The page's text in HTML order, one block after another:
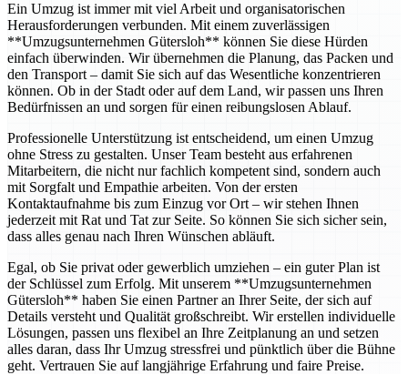
Ein Umzug ist immer mit viel Arbeit und organisatorischen
Herausforderungen verbunden. Mit einem zuverlässigen
**Umzugsunternehmen Gütersloh** können Sie diese Hürden
einfach überwinden. Wir übernehmen die Planung, das Packen und
den Transport – damit Sie sich auf das Wesentliche konzentrieren
können. Ob in der Stadt oder auf dem Land, wir passen uns Ihren
Bedürfnissen an und sorgen für einen reibungslosen Ablauf.
Professionelle Unterstützung ist entscheidend, um einen Umzug
ohne Stress zu gestalten. Unser Team besteht aus erfahrenen
Mitarbeitern, die nicht nur fachlich kompetent sind, sondern auch
mit Sorgfalt und Empathie arbeiten. Von der ersten
Kontaktaufnahme bis zum Einzug vor Ort – wir stehen Ihnen
jederzeit mit Rat und Tat zur Seite. So können Sie sich sicher sein,
dass alles genau nach Ihren Wünschen abläuft.
Egal, ob Sie privat oder gewerblich umziehen – ein guter Plan ist
der Schlüssel zum Erfolg. Mit unserem **Umzugsunternehmen
Gütersloh** haben Sie einen Partner an Ihrer Seite, der sich auf
Details versteht und Qualität großschreibt. Wir erstellen individuelle
Lösungen, passen uns flexibel an Ihre Zeitplanung an und setzen
alles daran, dass Ihr Umzug stressfrei und pünktlich über die Bühne
geht. Vertrauen Sie auf langjährige Erfahrung und faire Preise.